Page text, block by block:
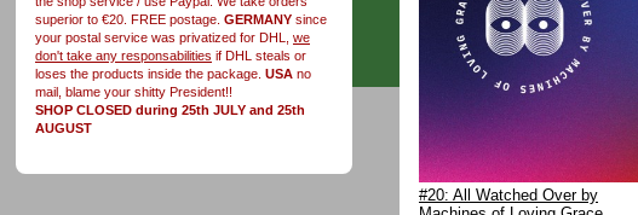
superior to €20. FREE postage. GERMANY since
your postal service was privatized for DHL, we
don't take any responsabilities if DHL steals or
loses the products inside the package. USA no
mail, blame your shitty President!!
SHOP CLOSED during 25th JULY and 25th
AUGUST
#20: All Watched Over by